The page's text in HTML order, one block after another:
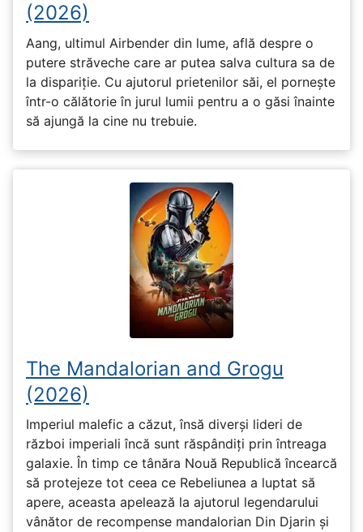
(2026)
Aang, ultimul Airbender din lume, află despre o
putere străveche care ar putea salva cultura sa de
la dispariție. Cu ajutorul prietenilor săi, el pornește
într-o călătorie în jurul lumii pentru a o găsi înainte
să ajungă la cine nu trebuie.
The Mandalorian and Grogu
(2026)
Imperiul malefic a căzut, însă diverși lideri de
război imperiali încă sunt răspândiți prin întreaga
galaxie. În timp ce tânăra Nouă Republică încearcă
să protejeze tot ceea ce Rebeliunea a luptat să
apere, aceasta apelează la ajutorul legendarului
vânător de recompense mandalorian Din Djarin și